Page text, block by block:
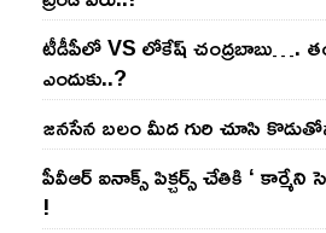
టీడీపీలో VS లోకేష్ చంద్ర‌బాబు….
ఎందుకు..?
జ‌న‌సేన బ‌లం మీద గురి చూసి
పీవీఆర్ ఐనాక్స్ పిక్చర్స్ చేతికి ‘ కార్మేని
!